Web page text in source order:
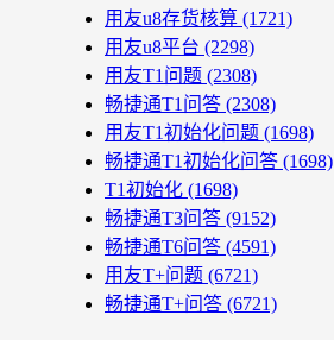
用友u8存货核算 (1721)
用友u8平台 (2298)
用友T1问题 (2308)
畅捷通T1问答 (2308)
用友T1初始化问题 (1698)
畅捷通T1初始化问答 (1698)
T1初始化 (1698)
畅捷通T3问答 (9152)
畅捷通T6问答 (4591)
用友T+问题 (6721)
畅捷通T+问答 (6721)